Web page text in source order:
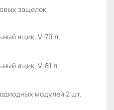
защелок
ящик, V-79 л.
ящик, V-81 л.
модулей 2 шт.